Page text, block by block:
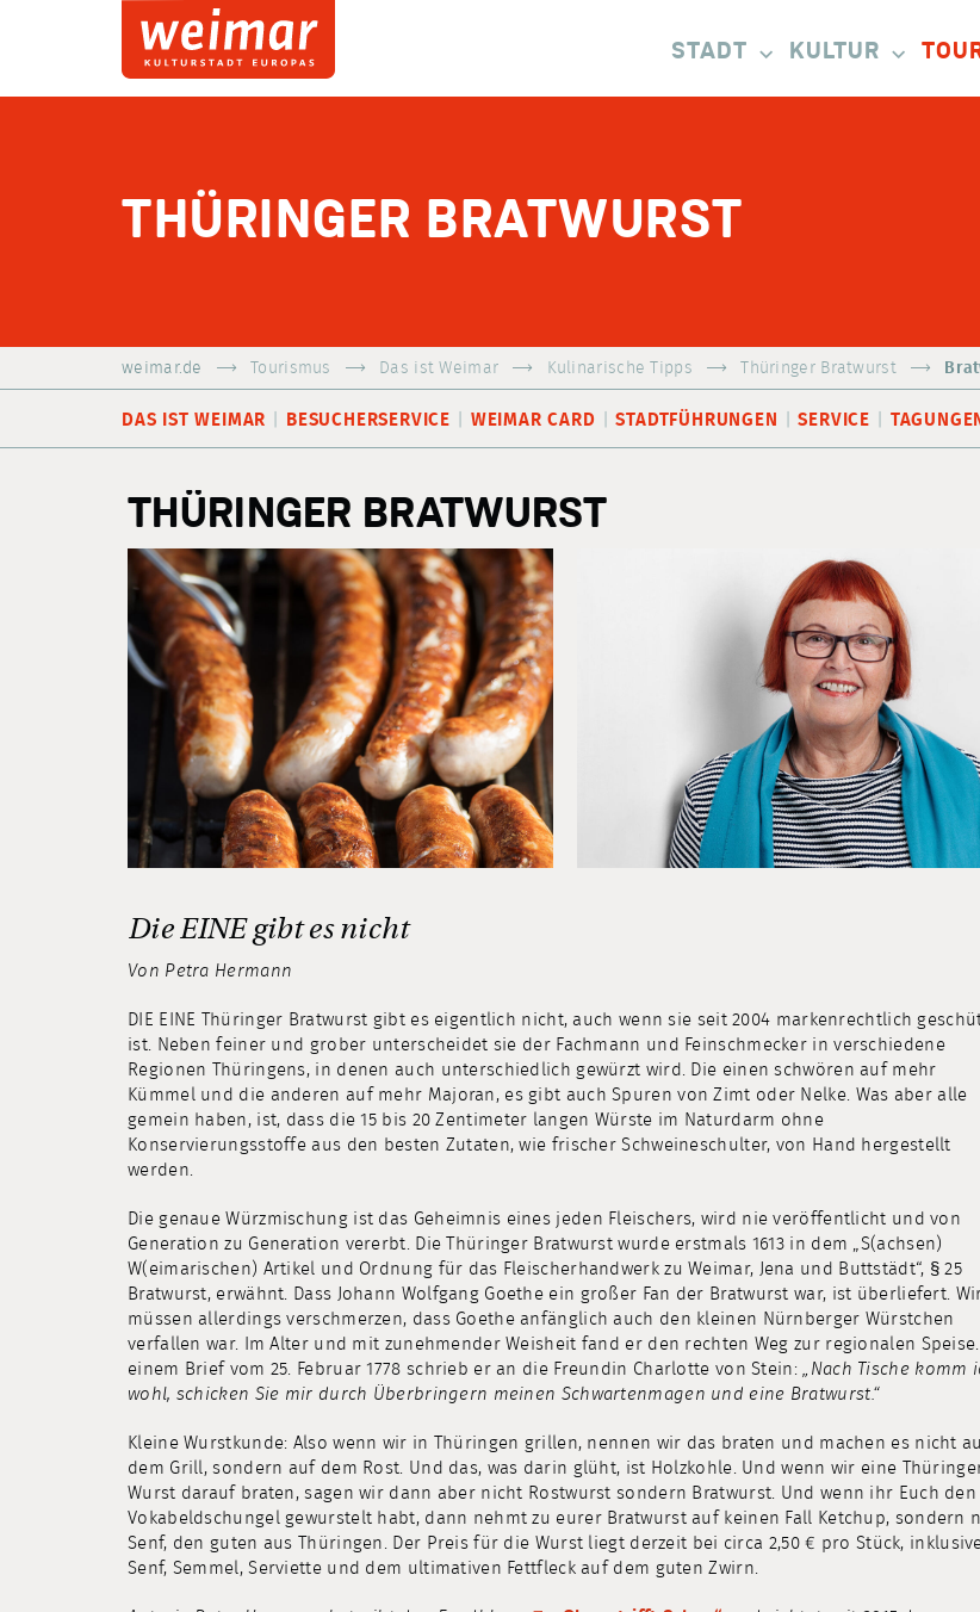
STADT KULTUR
THÜRINGER BRATWURST
weimar.de Tourismus Das ist Weimar Kulinarische Tipps Thüringer Bratwurst
DAS IST WEIMAR BESUCHERSERVICE WEIMAR CARD STADTFÜHRUNGEN SERVICE TAGUNGEN
THÜRINGER BRATWURST
Die EINE gibt es nicht
Von Petra Hermann
DIE EINE Thüringer Bratwurst gibt es eigentlich nicht, auch wenn sie seit 2004 markenrechtlich
ist. Neben feiner und grober unterscheidet sie der Fachmann und Feinschmecker in verschiedene
Regionen Thüringens, in denen auch unterschiedlich gewürzt wird. Die einen schwören auf mehr
Kümmel und die anderen auf mehr Majoran, es gibt auch Spuren von Zimt oder Nelke. Was aber alle
gemein haben, ist, dass die 15 bis 20 Zentimeter langen Würste im Naturdarm ohne
Konservierungsstoffe aus den besten Zutaten, wie frischer Schweineschulter, von Hand hergestellt
werden.
Die genaue Würzmischung ist das Geheimnis eines jeden Fleischers, wird nie veröffentlicht und von
Generation zu Generation vererbt. Die Thüringer Bratwurst wurde erstmals 1613 in dem „S(achsen)
W(eimarischen) Artikel und Ordnung für das Fleischerhandwerk zu Weimar, Jena und Buttstädt“, § 25
Bratwurst, erwähnt. Dass Johann Wolfgang Goethe ein großer Fan der Bratwurst war, ist überliefert.
müssen allerdings verschmerzen, dass Goethe anfänglich auch den kleinen Nürnberger Würstchen
verfallen war. Im Alter und mit zunehmender Weisheit fand er den rechten Weg zur regionalen
einem Brief vom 25. Februar 1778 schrieb er an die Freundin Charlotte von Stein:
„Nach Tische komm
wohl, schicken Sie mir durch Überbringern meinen Schwartenmagen und eine Bratwurst.“
Kleine Wurstkunde: Also wenn wir in Thüringen grillen, nennen wir das braten und machen es nicht
dem Grill, sondern auf dem Rost. Und das, was darin glüht, ist Holzkohle. Und wenn wir eine
Wurst darauf braten, sagen wir dann aber nicht Rostwurst sondern Bratwurst. Und wenn ihr Euch den
Vokabeldschungel gewurstelt habt, dann nehmt zu eurer Bratwurst auf keinen Fall Ketchup, sondern
Senf, den guten aus Thüringen. Der Preis für die Wurst liegt derzeit bei circa 2,50 € pro Stück,
Senf, Semmel, Serviette und dem ultimativen Fettfleck auf dem guten Zwirn.